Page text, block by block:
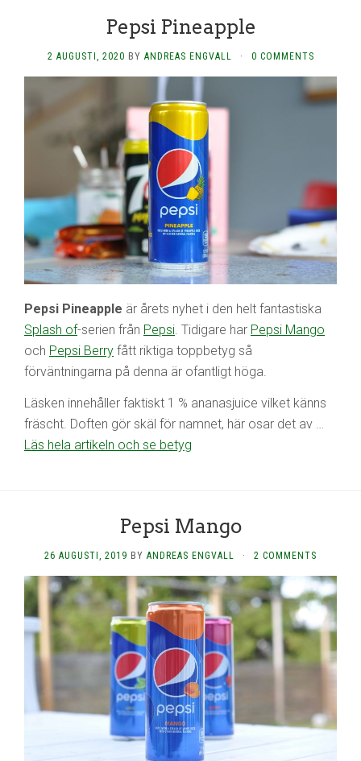
Pepsi Pineapple
2 AUGUSTI, 2020 BY ANDREAS ENGVALL · 0 COMMENTS
Pepsi Pineapple är årets nyhet i den helt fantastiska
Splash of-serien från Pepsi . Tidigare har Pepsi Mango
och Pepsi Berry fått riktiga toppbetyg så
förväntningarna på denna är ofantligt höga.
Läsken innehåller faktiskt 1 % ananasjuice vilket känns
fräscht. Doften gör skäl för namnet, här osar det av …
Läs hela artikeln och se betyg
Pepsi Mango
26 AUGUSTI, 2019 BY ANDREAS ENGVALL · 2 COMMENTS